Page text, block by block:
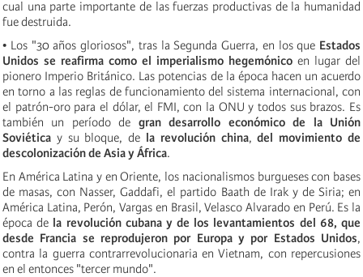
cual una parte importante de las fuerzas productivas de la humanidad
fue destruida.
• Los "30 años gloriosos", tras la Segunda Guerra, en los que Estados
Unidos se reafirma como el imperialismo hegemónico en lugar del
pionero Imperio Británico. Las potencias de la época hacen un acuerdo
en torno a las reglas de funcionamiento del sistema internacional, con
el patrón-oro para el dólar, el FMI, con la ONU y todos sus brazos. Es
también un período de gran desarrollo económico de la Unión
Soviética y su bloque, de la revolución china,del movimiento de
descolonización de Asia y África.
En América Latina y en Oriente, los nacionalismos burgueses con bases
de masas, con Nasser, Gaddafi, el partido Baath de Irak y de Siria; en
América Latina, Perón, Vargas en Brasil, Velasco Alvarado en Perú. Es la
época de la revolución cubana y de los levantamientos del 68, que
desde Francia se reprodujeron por Europa y por Estados Unidos,
contra la guerra contrarrevolucionaria en Vietnam, con repercusiones
en el entonces "tercer mundo".